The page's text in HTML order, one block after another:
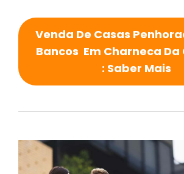
Venda De Casas
Bancos Em Charneca
: Saber Mais